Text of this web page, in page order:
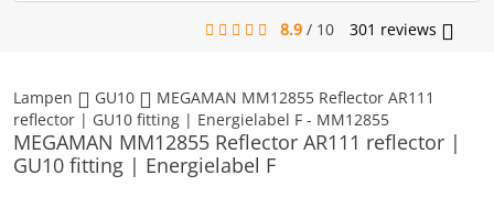
8.9 / 10 301 reviews
Lampen GU10
MEGAMAN MM12855 Reflector AR111
reflector | GU10 fitting | Energielabel F - MM12855
MEGAMAN MM12855 Reflector AR111 reflector |
GU10 fitting | Energielabel F